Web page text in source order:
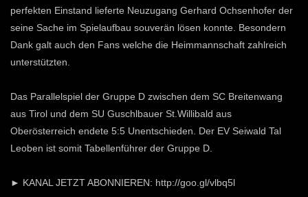
perfekten Einstand lieferte Neuzugang Gerhard Ochsenhofer der
seine Sache im Spielaufbau souverän lösen konnte. Besondern
Dank galt auch den Fans welche die Heimmannschaft zahlreich
unterstützten.
Das Parallelspiel der Gruppe D zwischen dem SC Breitenwang
aus Tirol und dem SU Guschlbauer St.Willibald aus
Oberösterreich endete 5:5 Unentschieden. Der EV Seiwald Tal
Leoben ist somit Tabellenführer der Gruppe D.
► KANAL JETZT ABONNIEREN: http://goo.gl/vlbq5l